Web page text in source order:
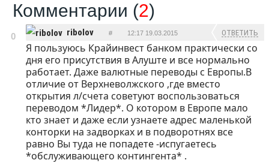
Комментарии (2)
0 ribolov # 12:17 19.03.2015 ОТВЕТИТЬ
Я пользуюсь Крайинвест банком практически со
дня его присутствия в Алуште и все нормально
работает. Даже валютные переводы с Европы.В
отличие от Верхневолжского ,где вместо
открытия л/счета советуют воспользоваться
переводом *Лидер*. О котором в Европе мало
кто знает и даже если узнаете адрес маленькой
конторки на задворках и в подворотнях все
равно Вы туда не попадете -испугаетесь
*обслуживающего контингента* .